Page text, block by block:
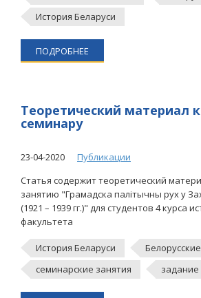
История Беларуси
ПОДРОБНЕЕ
Теоретический материал к
семинару
23-04-2020
Публикации
Статья содержит теоретический
занятию "Грамадска палітычны рух у
(1921 – 1939 гг.)" для студентов 4 курса
факультета
История Беларуси
семинарские занятия
задание